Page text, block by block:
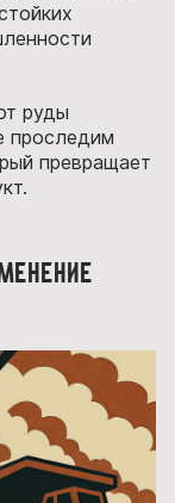
руды
проследим
превращает